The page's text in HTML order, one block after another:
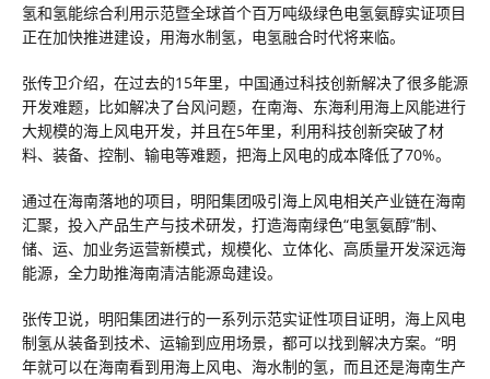
氢和氢能综合利用示范暨全球首个百万吨级绿色电氢氨醇实证项目
正在加快推进建设，用海水制氢，电氢融合时代将来临。
张传卫介绍，在过去的15年里，中国通过科技创新解决了很多能源
开发难题，比如解决了台风问题，在南海、东海利用海上风能进行
大规模的海上风电开发，并且在5年里，利用科技创新突破了材
料、装备、控制、输电等难题，把海上风电的成本降低了70%。
通过在海南落地的项目，明阳集团吸引海上风电相关产业链在海南
汇聚，投入产品生产与技术研发，打造海南绿色“电氢氨醇”制、
储、运、加业务运营新模式，规模化、立体化、高质量开发深远海
能源，全力助推海南清洁能源岛建设。
张传卫说，明阳集团进行的一系列示范实证性项目证明，海上风电
制氢从装备到技术、运输到应用场景，都可以找到解决方案。“明
年就可以在海南看到用海上风电、海水制的氢，而且还是海南生产